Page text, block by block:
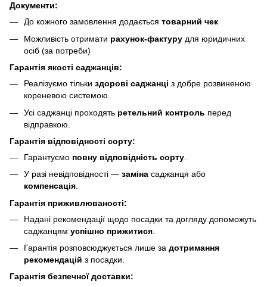
Документи:
До кожного замовлення додається товарний чек
Можливість отримати рахунок-фактуру для юридичних
осіб (за потреби)
Гарантія якості саджанців:
Реалізуємо тільки здорові саджанці з добре розвиненою
кореневою системою.
Усі саджанці проходять ретельний контроль перед
відправкою.
Гарантія відповідності сорту:
Гарантуємо повну відповідність сорту
У разі невідповідності — заміна саджанця або
компенсація.
Гарантія приживлюваності:
Надані рекомендації щодо посадки та догляду допоможуть
саджанцям успішно прижитися
Гарантія розповсюджується лише за дотримання
рекомендацій з посадки.
Гарантія безпечної доставки: